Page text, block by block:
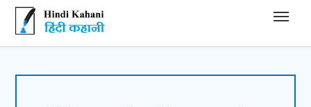
Hindi Kahani - हिंदी कहानी